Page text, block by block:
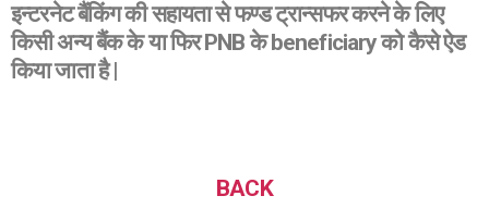
इन्टरनेट बैंकिंग की सहायता से फण्ड ट्रान्सफर करने के लिए
किसी अन्य बैंक के या फिर PNB के beneficiary को कैसे ऐड
किया जाता है |
BACK